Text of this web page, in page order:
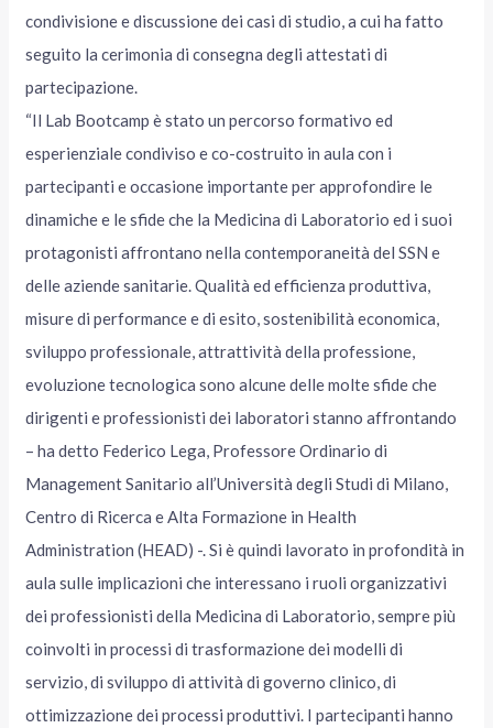
condivisione e discussione dei casi di studio, a cui ha fatto
seguito la cerimonia di consegna degli attestati di
partecipazione.
“Il Lab Bootcamp è stato un percorso formativo ed
esperienziale condiviso e co-costruito in aula con i
partecipanti e occasione importante per approfondire le
dinamiche e le sfide che la Medicina di Laboratorio ed i suoi
protagonisti affrontano nella contemporaneità del SSN e
delle aziende sanitarie. Qualità ed efficienza produttiva,
misure di performance e di esito, sostenibilità economica,
sviluppo professionale, attrattività della professione,
evoluzione tecnologica sono alcune delle molte sfide che
dirigenti e professionisti dei laboratori stanno affrontando
– ha detto Federico Lega, Professore Ordinario di
Management Sanitario all’Università degli Studi di Milano,
Centro di Ricerca e Alta Formazione in Health
Administration (HEAD) -. Si è quindi lavorato in profondità in
aula sulle implicazioni che interessano i ruoli organizzativi
dei professionisti della Medicina di Laboratorio, sempre più
coinvolti in processi di trasformazione dei modelli di
servizio, di sviluppo di attività di governo clinico, di
ottimizzazione dei processi produttivi. I partecipanti hanno